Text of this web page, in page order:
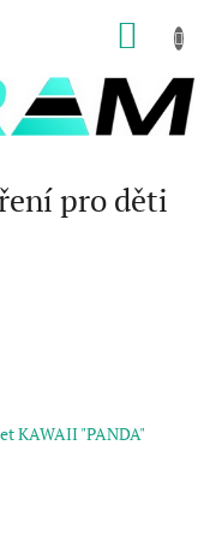
pro děti
KAWAII "PANDA"